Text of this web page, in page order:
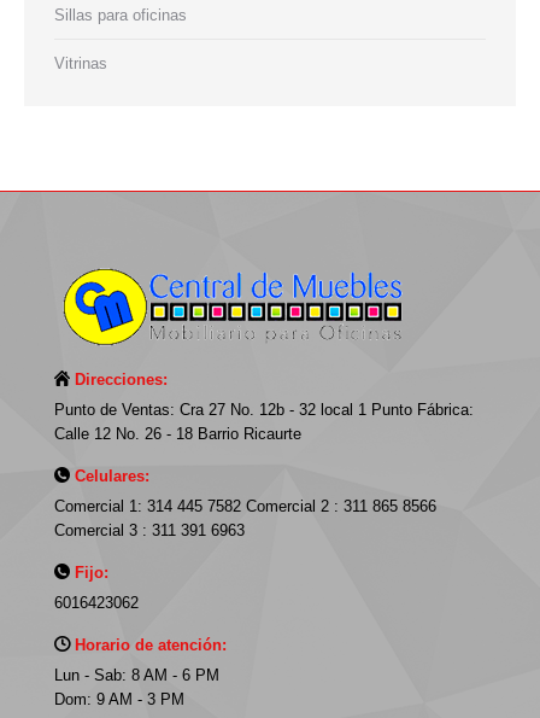
Sillas para oficinas
Vitrinas
Direcciones:
Punto de Ventas: Cra 27 No. 12b - 32 local 1 Punto Fábrica:
Calle 12 No. 26 - 18 Barrio Ricaurte
Celulares:
Comercial 1: 314 445 7582 Comercial 2 : 311 865 8566
Comercial 3 : 311 391 6963
Fijo:
6016423062
Horario de atención:
Lun - Sab: 8 AM - 6 PM
Dom: 9 AM - 3 PM